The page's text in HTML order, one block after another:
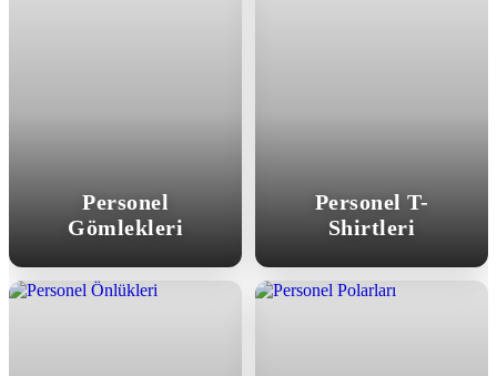
Personel
Gömlekleri
Personel T-
Shirtleri